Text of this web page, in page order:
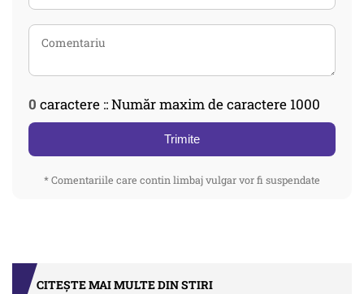
0 caractere :: Număr maxim de caractere 1000
Trimite
* Comentariile care contin limbaj vulgar vor fi suspendate
CITEȘTE MAI MULTE DIN STIRI